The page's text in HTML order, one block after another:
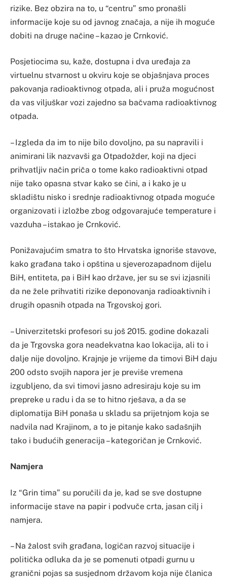
rizike. Bez obzira na to, u “centru” smo pronašli
informacije koje su od javnog značaja, a nije ih moguće
dobiti na druge načine – kazao je Crnković.
Posjetiocima su, kaže, dostupna i dva uređaja za
virtuelnu stvarnost u okviru koje se objašnjava proces
pakovanja radioaktivnog otpada, ali i pruža mogućnost
da vas viljuškar vozi zajedno sa bačvama radioaktivnog
otpada.
– Izgleda da im to nije bilo dovoljno, pa su napravili i
animirani li­k nazvavši ga Otpadožder, koji na djeci
prihvatljiv način priča o tome kako radioaktivni otpad
nije tako opasna stvar kako se čini, a i kako je u
skladištu nisko i srednje radioaktivnog otpada moguće
organizovati i izložbe zbog odgovarajuće temperature i
vazduha – istakao je Crnković.
Ponižavajućim smatra to što Hrvatska ignoriše stavove,
kako građana tako i opština u sjeverozapadnom dijelu
BiH, entiteta, pa i BiH kao države, jer su se svi izjasnili
da ne žele prihvatiti rizike deponovanja radioaktivnih i
drugih opasnih otpada na Trgovskoj gori.
– Univerzitetski profesori su još 2015. godine dokazali
da je Trgovska gora neadekvatna kao lokacija, ali to i
dalje nije dovoljno. Krajnje je vrijeme da timovi BiH daju
200 odsto svojih napora jer je previše vremena
izgubljeno, da svi timovi jasno adresiraju koje su im
prepreke u radu i da se to hitno rješava, a da se
diplomatija BiH ponaša u skladu sa prijetnjom koja se
nadvila nad Krajinom, a to je pitanje kako sadašnjih
tako i budućih generacija – kategoričan je Crnković.
Namjera
Iz “Grin tima” su poručili da je, kad se sve dostupne
informacije stave na papir i podvuče crta, jasan cilj i
namjera.
– Na žalost svih građana, logičan razvoj situacije i
politička odluka da je se pomenuti otpadi gurnu u
granični pojas sa susjednom državom koja nije članica